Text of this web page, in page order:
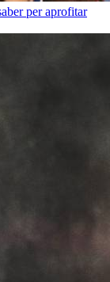
per aprofitar